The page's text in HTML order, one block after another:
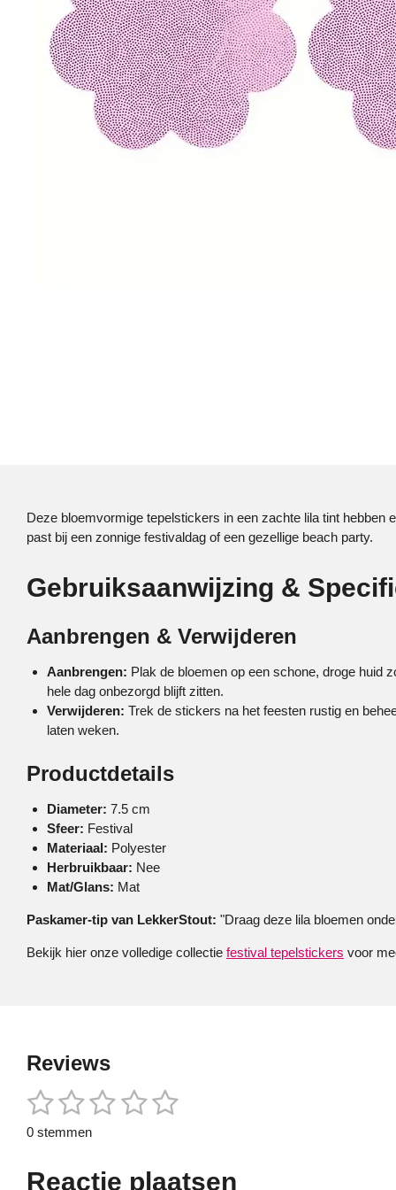
Deze bloemvormige tepelstickers in een zachte lila tint hebben
past bij een zonnige festivaldag of een gezellige beach party.
Gebruiksaanwijzing &
Aanbrengen & Verwijderen
Aanbrengen: Plak de bloemen op een schone, droge huid
hele dag onbezorgd blijft zitten.
Verwijderen: Trek de stickers na het feesten rustig en
laten weken.
Productdetails
Diameter: 7.5 cm
Sfeer: Festival
Materiaal: Polyester
Herbruikbaar: Nee
Mat/Glans: Mat
Paskamer-tip van LekkerStout: "Draag deze lila bloemen
Bekijk hier onze volledige collectie festival tepelstickers voor
Reviews
R
a
t
n
1
s
2
s
3
s
4 5
S
e
n
0 stemmen
Reactie plaatsen